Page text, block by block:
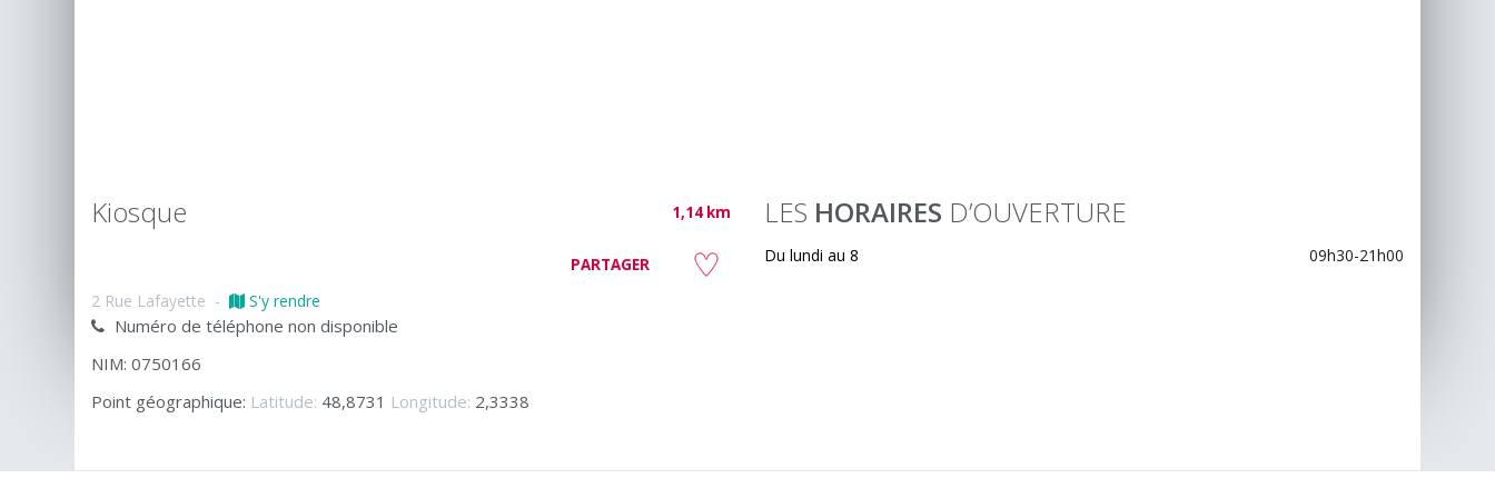
Kiosque 1,14 km
PARTAGER
2 Rue Lafayette - S'y rendre
Numéro de téléphone non disponible
NIM: 0750166
Point géographique: Latitude: 48,8731 Longitude: 2,3338
LES HORAIRES D’OUVERTURE
Du lundi au 8 09h30-21h00